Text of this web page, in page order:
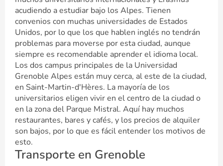
acudiendo a estudiar bajo los Alpes. Tienen
convenios con muchas universidades de Estados
Unidos, por lo que los que hablen inglés no tendrán
problemas para moverse por esta ciudad, aunque
siempre es recomendable aprender el idioma local.
Los dos campus principales de la Universidad
Grenoble Alpes están muy cerca, al este de la ciudad,
en Saint-Martin-d'Hères. La mayoría de los
universitarios eligen vivir en el centro de la ciudad o
en la zona del Parque Mistral. Aquí hay muchos
restaurantes, bares y cafés, y los precios de alquiler
son bajos, por lo que es fácil entender los motivos de
esto.
Transporte en Grenoble